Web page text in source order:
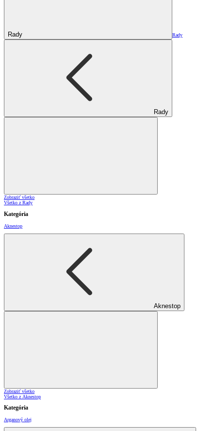
Rady Rady
Rady
Zobraziť všetko
Všetko z Rady
Kategória
Aknestop
Aknestop
Zobraziť všetko
Všetko z Aknestop
Kategória
Arganový olej